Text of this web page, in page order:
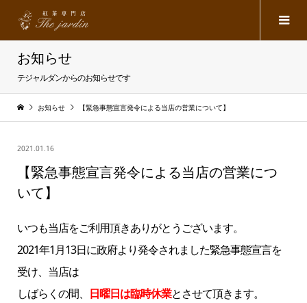
お知らせ
テジャルダンからのお知らせです
お知らせ 【緊急事態宣言発令による当店の営業について】
2021.01.16
【緊急事態宣言発令による当店の営業につ
いて】
いつも当店をご利用頂きありがとうございます。
2021年1月13日に政府より発令されました緊急事態宣言を
受け、当店は
しばらくの間、 日曜日は臨時休業とさせて頂きます。